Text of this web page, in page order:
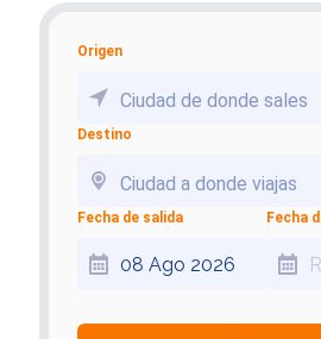
Origen
Ciudad de donde sales
Destino
Ciudad a donde viajas
Fecha de salida Fecha